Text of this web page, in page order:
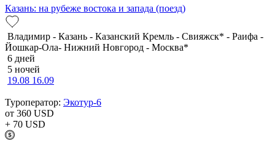
Казань: на рубеже востока и запада (поезд)
Владимир - Казань - Казанский Кремль - Свияжск* - Раифа -
Йошкар-Ола- Нижний Новгород - Москва*
6 дней
5 ночей
19.08 16.09
Туроператор: Экотур-6
от 360 USD
+ 70 USD